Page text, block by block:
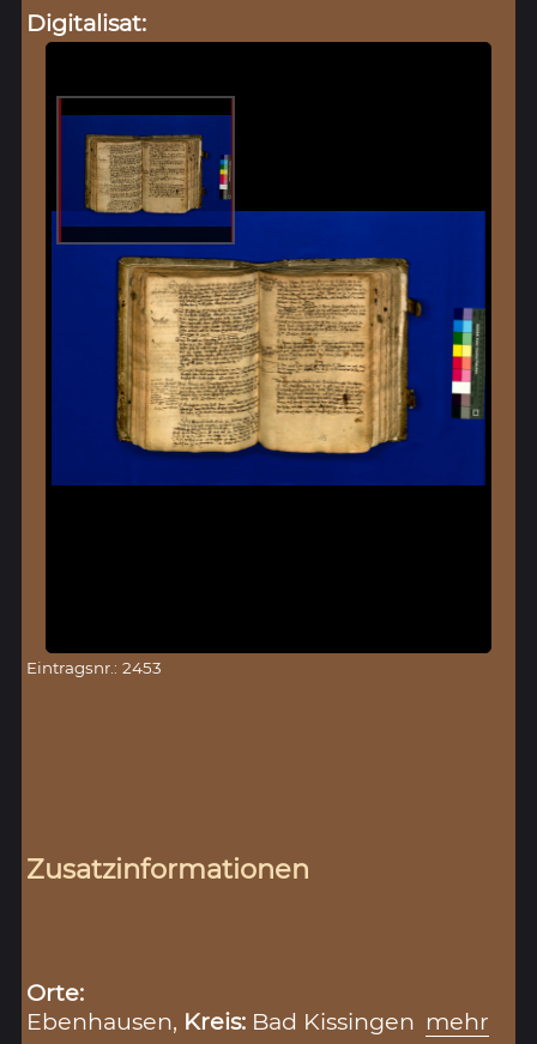
Digitalisat:
Eintragsnr.: 2453
Zusatzinformationen
Orte:
Ebenhausen, Kreis: Bad Kissingen mehr